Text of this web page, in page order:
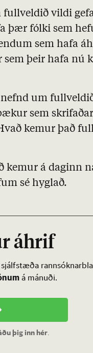
vildi
þær fólki sem
sem hafa
þeir hafa nú
um fullveldið
sem
kemur það
kemur á daginn
sé hyglað.
áhrif
á mánuði.
þig inn hér.